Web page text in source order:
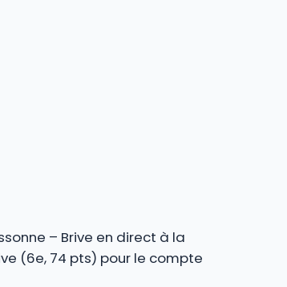
– Brive en direct à la
(6e, 74 pts) pour le compte